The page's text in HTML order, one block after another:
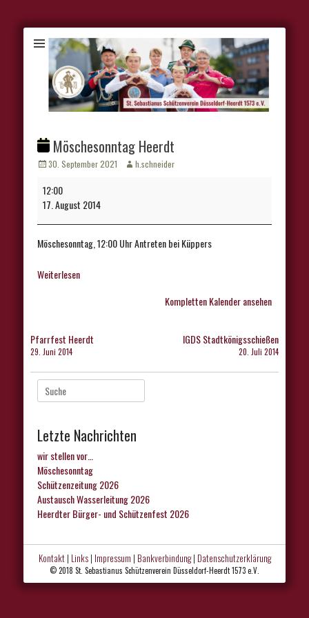
Möschesonntag Heerdt
Veröffentlicht
30. September 2021 Autorh.schneider
Möschesonntag
Heerdt
12:00
17. August 2014
Möschesonntag, 12:00 Uhr Antreten bei Küppers
Weiterlesen
Kompletten Kalender ansehen
Beitragsnavigation
Pfarrfest Heerdt
29. Juni 2014
IGDS Stadtkönigsschießen
20. Juli 2014
Suche
nach:
Letzte Nachrichten
wir stellen vor…
Möschesonntag
Schützenzeitung 2026
Austausch Wasserleitung 2026
Heerdter Bürger- und Schützenfest 2026
Kontakt| Links| Impressum | Bankverbindung| Datenschutzerklärung
© 2018 St. Sebastianus Schützenverein Düsseldorf-Heerdt 1573 e.V.